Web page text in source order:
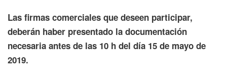
Las firmas comerciales que deseen participar,
deberán haber presentado la documentación
necesaria antes de las 10 h del día 15 de mayo de
2019.